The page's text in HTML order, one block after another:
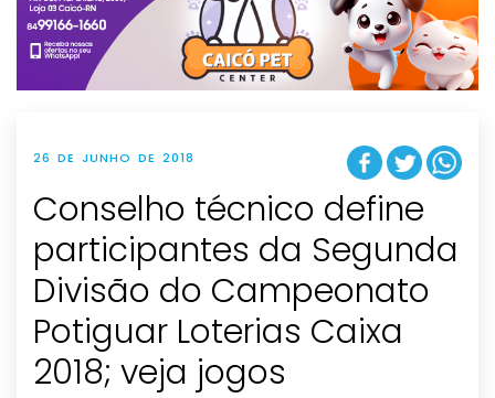
t
i
o
n
26 DE JUNHO DE 2018
Conselho técnico define
participantes da Segunda
Divisão do Campeonato
Potiguar Loterias Caixa
2018; veja jogos